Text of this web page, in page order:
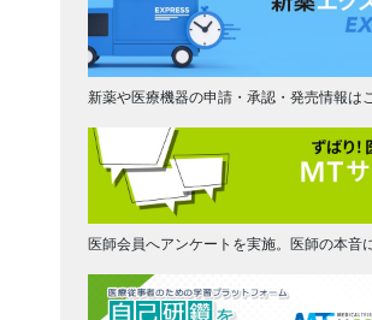
新薬や医療機器の申請・承認・発売情報は
医師会員へアンケートを実施。医師の本音